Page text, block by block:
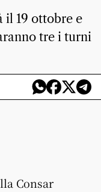
il 19 ottobre e
tre i turni
Consar